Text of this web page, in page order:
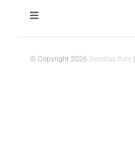
Toggle
© Copyright 2026 Semillas Iluro